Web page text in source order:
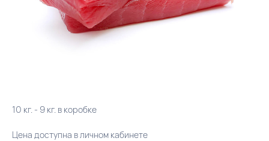
10 кг. - 9 кг. в коробке
Цена доступна в личном кабинете